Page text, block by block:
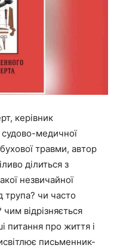
керівник
судово-медичної
травми, автор
ділиться з
незвичайної
трупа? чи часто
відрізняється
питання про життя і
письменник-